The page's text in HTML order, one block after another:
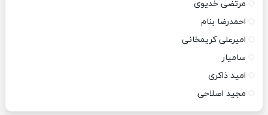
مرتضی خدیوی
احمدرضا بنام
امیرعلی کریمخانی
سامیار
امید ذاکری
مجید اصلاحی